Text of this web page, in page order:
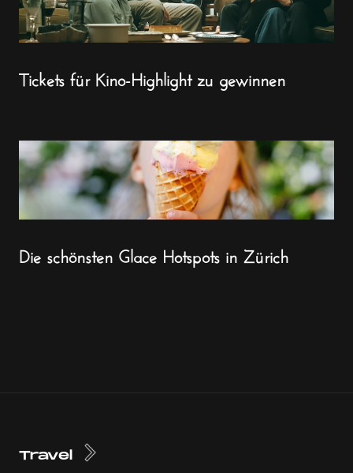
Tickets für Kino-Highlight zu gewinnen
Die schönsten Glace Hotspots in Zürich
Travel